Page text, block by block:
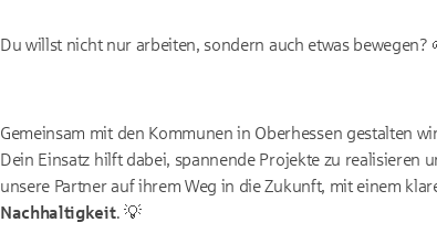
Du willst nicht nur arbeiten, sondern auch etwas bewegen?
Gemeinsam mit den Kommunen in Oberhessen gestalten
Dein Einsatz hilft dabei, spannende Projekte zu realisieren
unsere Partner auf ihrem Weg in die Zukunft, mit einem
Nachhaltigkeit. 💡